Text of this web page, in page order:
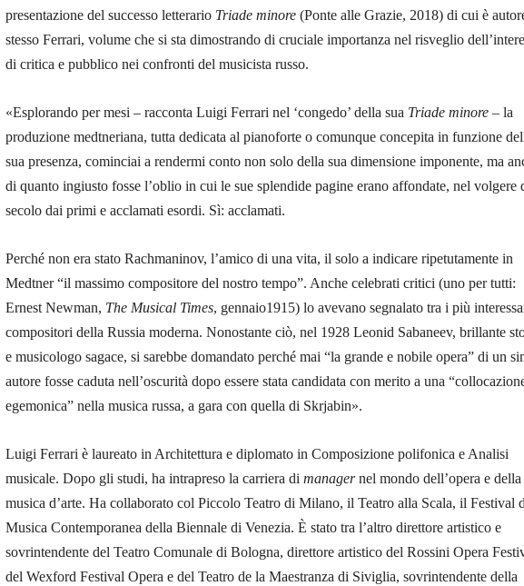
presentazione del successo letterario Triade minore (Ponte alle Grazie, 2018) di cui è
stesso Ferrari, volume che si sta dimostrando di cruciale importanza nel risveglio
di critica e pubblico nei confronti del musicista russo.
«Esplorando per mesi – racconta Luigi Ferrari nel ‘congedo’ della sua Triade minore – la
produzione medtneriana, tutta dedicata al pianoforte o comunque concepita in fun­zione
sua presenza, co­minciai a ren­dermi conto non solo della sua dimensione imponente, ma
di quan­to ingiusto fosse l’oblio in cui le sue splendide pagine erano affondate, nel volgere
secolo dai primi e ac­cla­mati esordi. Sì: accla­mati.
Perché non era stato Rach­maninov, l’amico di una vita, il solo a in­dicare ripe­tuta­mente in
Medtner “il mas­simo compo­sitore del nostro tempo”. Anche celebrati critici (uno per tutti:
Ernest Newman, The Musical Ti­mes, gennaio1915) lo avevano segna­lato tra i più
compositori della Rus­sia moder­na. Nono­stan­te ciò, nel 1928 Leonid Sabaneev, bril­­lante
e mu­si­cologo sagace, si sarebbe doman­dato per­ché mai “la grande e nobile ope­ra” di un
au­tore fosse ca­duta nel­l’oscu­rità dopo essere stata can­dida­ta con me­rito a u­na
egemonica” nella mu­sica russa, a gara con quella di Skrjabin».
Luigi Ferrari è laureato in Architettura e diplomato in Composizione polifonica e Analisi
musicale. Dopo gli studi, ha intrapreso la carriera di managernel mondo dell’opera e della
musica d’arte. Ha collaborato col Piccolo Teatro di Milano, il Teatro alla Scala, il Festival
Musica Contemporanea della Biennale di Venezia. È stato tra l’altro direttore artistico e
sovrintendente del Teatro Comunale di Bologna, direttore artistico del Rossini Opera
del Wexford Festival Opera e del Teatro de la Maestranza di Siviglia, sovrintendente della